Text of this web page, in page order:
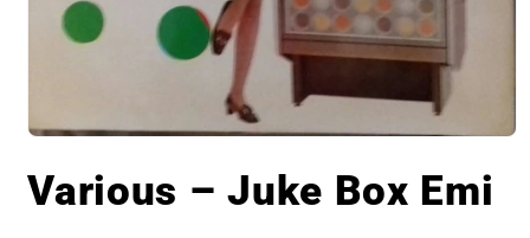
multimediali
1
Various ‎– Juke Box Emi